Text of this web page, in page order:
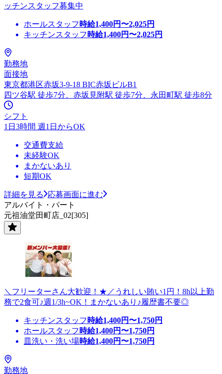
ッチンスタッフ募集中
ホールスタッフ 時給1,400円〜2,025円
キッチンスタッフ 時給1,400円〜2,025円
勤務地
面接地
東京都港区赤坂3-9-18 BIC赤坂ビルB1
四ツ谷駅 徒歩7分、赤坂見附駅 徒歩7分、永田町駅 徒歩8分
シフト
1日3時間 週1日からOK
交通費支給
未経験OK
まかないあり
短期OK
詳細を見る
応募画面に進む
アルバイト・パート
元祖油堂田町店_02[305]
＼フリーターさん大歓迎！★／うれしい賄い1円！8h以上勤
務で2食可♪週1/3h~OK！まかないあり♪履歴書不要◎
キッチンスタッフ 時給1,400円〜1,750円
ホールスタッフ 時給1,400円〜1,750円
皿洗い・洗い場時給1,400円〜1,750円
勤務地